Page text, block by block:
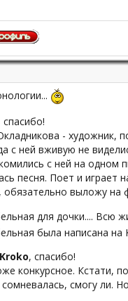
спасибо!
- художник,
с ней вживую не
с ней на одном
песня. Поет и играет
обязательно выложу на
для дочки.... Всю
была написана на
, спасибо!
конкурсное. Кстати,
смогу ли.